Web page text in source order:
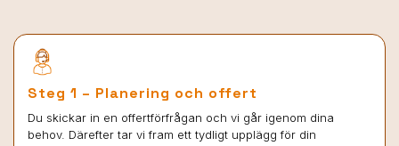
Steg 1 – Planering och offert
Du skickar in en offertförfrågan och vi går igenom dina
behov. Därefter tar vi fram ett tydligt upplägg för din